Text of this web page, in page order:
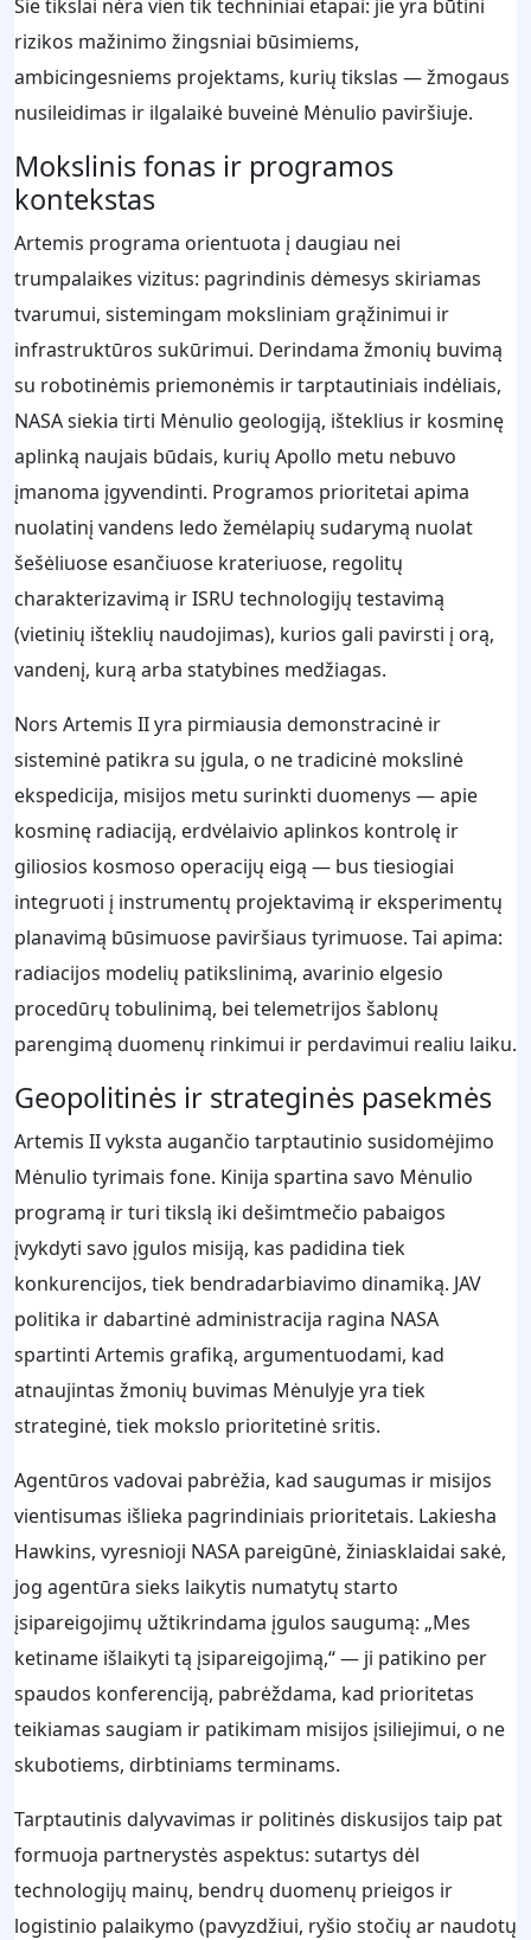
Šie tikslai nėra vien tik techniniai etapai: jie yra būtini
rizikos mažinimo žingsniai būsimiems,
ambicingesniems projektams, kurių tikslas — žmogaus
nusileidimas ir ilgalaikė buveinė Mėnulio paviršiuje.
Mokslinis fonas ir programos
kontekstas
Artemis programa orientuota į daugiau nei
trumpalaikes vizitus: pagrindinis dėmesys skiriamas
tvarumui, sistemingam moksliniam grąžinimui ir
infrastruktūros sukūrimui. Derindama žmonių buvimą
su robotinėmis priemonėmis ir tarptautiniais indėliais,
NASA siekia tirti Mėnulio geologiją, išteklius ir kosminę
aplinką naujais būdais, kurių Apollo metu nebuvo
įmanoma įgyvendinti. Programos prioritetai apima
nuolatinį vandens ledo žemėlapių sudarymą nuolat
šešėliuose esančiuose krateriuose, regolitų
charakterizavimą ir ISRU technologijų testavimą
(vietinių išteklių naudojimas), kurios gali pavirsti į orą,
vandenį, kurą arba statybines medžiagas.
Nors Artemis II yra pirmiausia demonstracinė ir
sisteminė patikra su įgula, o ne tradicinė mokslinė
ekspedicija, misijos metu surinkti duomenys — apie
kosminę radiaciją, erdvėlaivio aplinkos kontrolę ir
giliosios kosmoso operacijų eigą — bus tiesiogiai
integruoti į instrumentų projektavimą ir eksperimentų
planavimą būsimuose paviršiaus tyrimuose. Tai apima:
radiacijos modelių patikslinimą, avarinio elgesio
procedūrų tobulinimą, bei telemetrijos šablonų
parengimą duomenų rinkimui ir perdavimui realiu laiku.
Geopolitinės ir strateginės pasekmės
Artemis II vyksta augančio tarptautinio susidomėjimo
Mėnulio tyrimais fone. Kinija spartina savo Mėnulio
programą ir turi tikslą iki dešimtmečio pabaigos
įvykdyti savo įgulos misiją, kas padidina tiek
konkurencijos, tiek bendradarbiavimo dinamiką. JAV
politika ir dabartinė administracija ragina NASA
spartinti Artemis grafiką, argumentuodami, kad
atnaujintas žmonių buvimas Mėnulyje yra tiek
strateginė, tiek mokslo prioritetinė sritis.
Agentūros vadovai pabrėžia, kad saugumas ir misijos
vientisumas išlieka pagrindiniais prioritetais. Lakiesha
Hawkins, vyresnioji NASA pareigūnė, žiniasklaidai sakė,
jog agentūra sieks laikytis numatytų starto
įsipareigojimų užtikrindama įgulos saugumą: „Mes
ketiname išlaikyti tą įsipareigojimą,“ — ji patikino per
spaudos konferenciją, pabrėždama, kad prioritetas
teikiamas saugiam ir patikimam misijos įsiliejimui, o ne
skubotiems, dirbtiniams terminams.
Tarptautinis dalyvavimas ir politinės diskusijos taip pat
formuoja partnerystės aspektus: sutartys dėl
technologijų mainų, bendrų duomenų prieigos ir
logistinio palaikymo (pavyzdžiui, ryšio stočių ar naudotų